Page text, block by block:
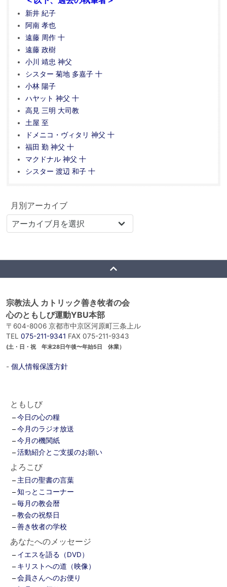
新井 紀子
阿南 孝也
遠藤 周作 十
遠藤 政樹
小川 靖忠 神父
シスター 菊地 多嘉子 十
小林 陽子
ハヤット 神父 十
高見 三明 大司教
土屋 至
ドメニコ・ヴィタリ 神父 十
福田 勤 神父 十
マクドナル 神父 十
シスター 渡辺 和子 十
月別アーカイブ
宗教法人 カトリック善き牧者の会
心のともしび運動YBU本部
〒604-8006 京都市中京区河原町三条上ル
TEL 075-211-9341 FAX 075-211-9343
(土・日・祝 年末28日午後〜年始5日 休業）
- 個人情報保護方針
ともしび
今日の心の糧
今月のラジオ放送
今月の機関紙
活動紹介とご支援のお願い
よろこび
主日の聖書の言葉
知っとこコーナー
毎月の教会暦
教会の祝祭日
善き牧者の学校
あなたへのメッセージ
イエスを語る（DVD）
キリストへの道（映像）
会員さんへのお便り